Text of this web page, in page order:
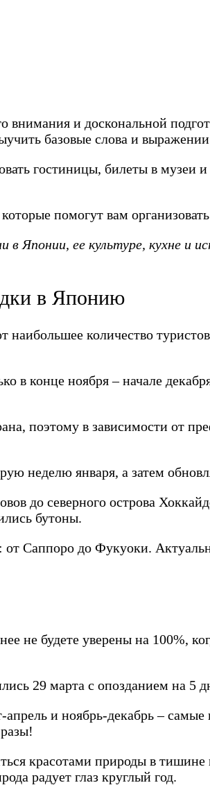
внимания и доскональной
базовые слова и
гостиницы, билеты в музеи
помогут вам
ее культуре, кухне и
в Японию
количество
в конце ноября – начале
поэтому в зависимости от
неделю января, а затем
до северного острова
бутоны.
от Саппоро до Фукуоки.
не будете уверены на 100%,
29 марта с опозданием на
и ноябрь-декабрь –
!
красотами природы в
радует глаз круглый год.